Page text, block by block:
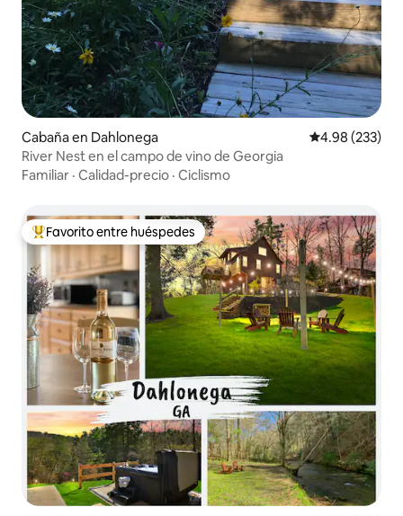
Cabaña en Dahlonega Calificación
4.98 (233)
River Nest en el campo de vino de Georgia
Familiar · Calidad-precio · Ciclismo
Favorito entre huéspedes preferido
Favorito entre huéspedes